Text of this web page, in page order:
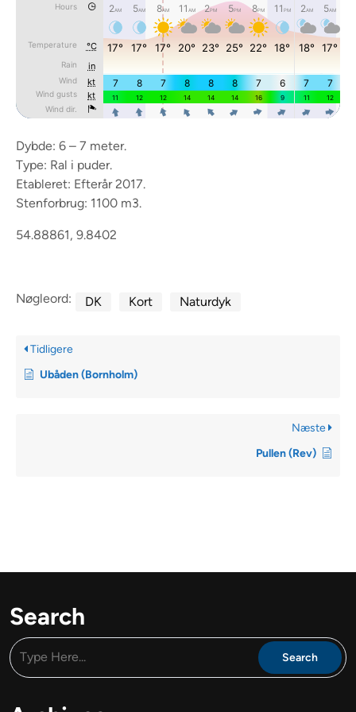
Dybde: 6 – 7 meter.
Type: Ral i puder.
Etableret: Efterår 2017.
Stenforbrug: 1100 m3.
54.88861, 9.8402
Nøgleord: DK Kort Naturdyk
Tidligere
Ubåden (Bornholm)
Næste
Pullen (Rev)
Search